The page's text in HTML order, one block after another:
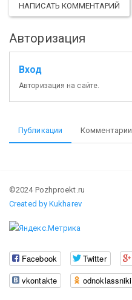
НАПИСАТЬ КОММЕНТАРИЙ
Авторизация
Вход
Авторизация на сайте.
Публикации Комментарии
©2024 Pozhproekt.ru
Created by Kukharev
Facebook Twitter
vkontakte
odnoklassniki